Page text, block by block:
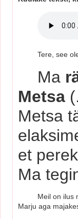
Tere, see
Ma
Metsa
Metsa
et
Ma
Meil on ilus
Marju aga